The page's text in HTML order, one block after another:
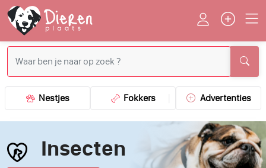
Nestjes Fokkers Advertenties
Insecten